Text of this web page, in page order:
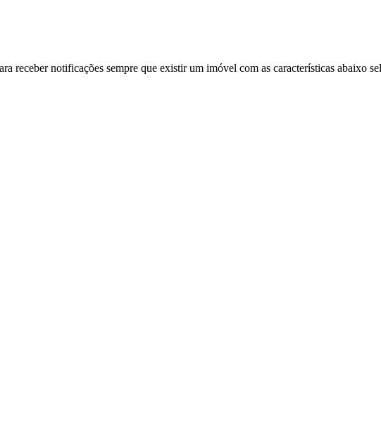
receber notificações sempre que existir um imóvel com as características abaixo